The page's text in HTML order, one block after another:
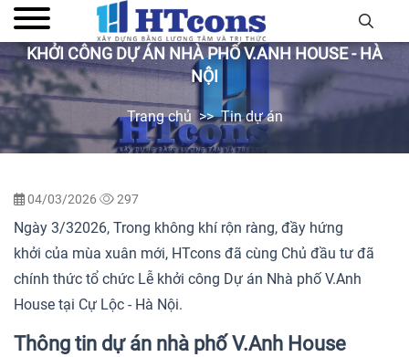
KHỞI CÔNG DỰ ÁN NHÀ PHỐ V.ANH HOUSE - HÀ
NỘI
Trang chủ Tin dự án
04/03/2026 297
Ngày 3/32026, Trong không khí rộn ràng, đầy hứng
khởi của mùa xuân mới, HTcons đã cùng Chủ đầu tư đã
chính thức tổ chức Lễ khởi công Dự án Nhà phố V.Anh
House tại Cự Lộc - Hà Nội.
Thông tin dự án nhà phố V.Anh House